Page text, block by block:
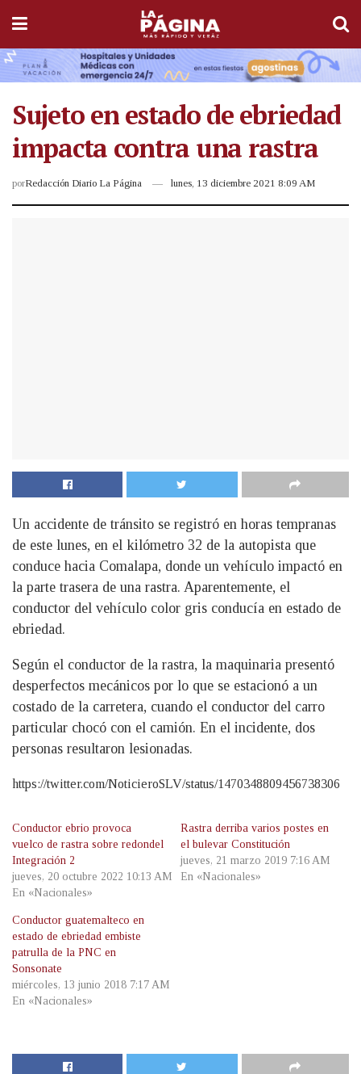
Sujeto en estado de ebriedad
impacta contra una rastra
porRedacción Diario La Página lunes, 13 diciembre 2021 8:09 AM
Un accidente de tránsito se registró en horas tempranas
de este lunes, en el kilómetro 32 de la autopista que
conduce hacia Comalapa, donde un vehículo impactó en
la parte trasera de una rastra. Aparentemente, el
conductor del vehículo color gris conducía en estado de
ebriedad.
Según el conductor de la rastra, la maquinaria presentó
desperfectos mecánicos por lo que se estacionó a un
costado de la carretera, cuando el conductor del carro
particular chocó con el camión. En el incidente, dos
personas resultaron lesionadas.
https://twitter.com/NoticieroSLV/status/1470348809456738306
Conductor ebrio provoca
vuelco de rastra sobre redondel
Integración 2
jueves, 20 octubre 2022 10:13 AM
En «Nacionales»
Rastra derriba varios postes en
el bulevar Constitución
jueves, 21 marzo 2019 7:16 AM
En «Nacionales»
Conductor guatemalteco en
estado de ebriedad embiste
patrulla de la PNC en
Sonsonate
miércoles, 13 junio 2018 7:17 AM
En «Nacionales»